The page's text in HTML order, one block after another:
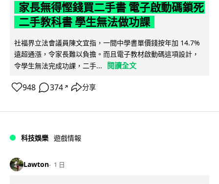
家長無得慳錢買二手書 電子啟動碼鎖死
二手教科書 學生無法做功課
社福界立法會議員陳文宜指，一間中學書單價錢按年加 14.7%
遠超通漲，令家長難以負擔。而且電子教材啟動碼這項設計，
令學生無法完成功課，二手...
閱讀全文
948 374 ↗ 分享
科技娛樂 遊戲情報
Lawton 1 日